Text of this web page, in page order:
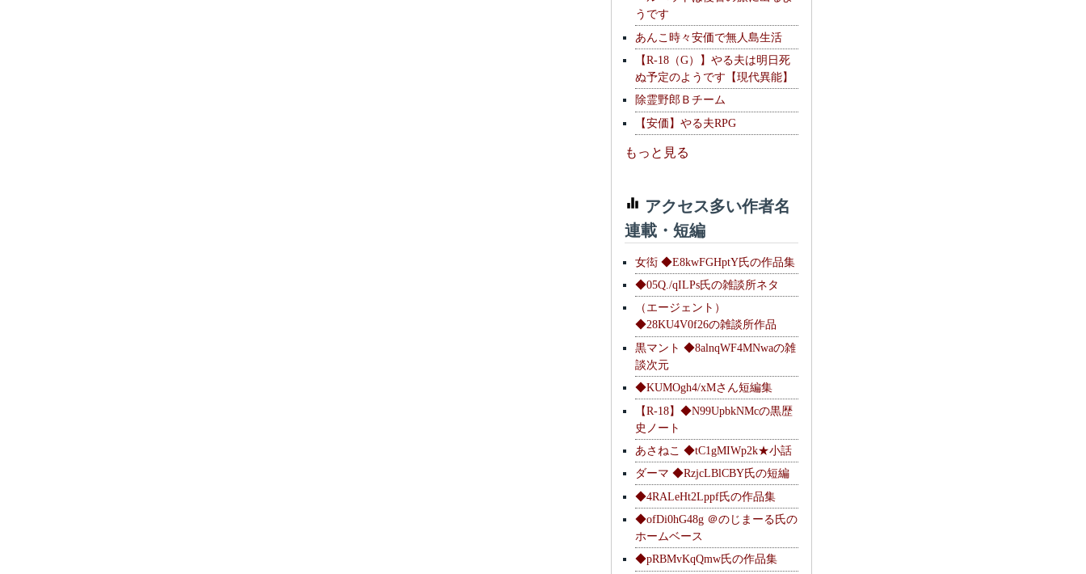
うです
あんこ時々安価で無人島生活
【R-18（G）】やる夫は明日死
ぬ予定のようです【現代異能】
除霊野郎Ｂチーム
【安価】やる夫RPG
もっと見る
アクセス多い作者名
連載・短編
女衒 ◆E8kwFGHptY氏の作品集
◆05Q./qILPs氏の雑談所ネタ
（エージェント）
◆28KU4V0f26の雑談所作品
黒マント ◆8alnqWF4MNwaの雑
談次元
◆KUMOgh4/xMさん短編集
【R-18】◆N99UpbkNMcの黒歴
史ノート
あさねこ ◆tC1gMIWp2k★小話
ダーマ ◆RzjcLBlCBY氏の短編
◆4RALeHt2Lppf氏の作品集
◆ofDi0hG48g ＠のじまーる氏の
ホームベース
◆pRBMvKqQmw氏の作品集